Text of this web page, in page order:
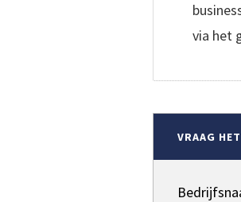
via het
VRAAG